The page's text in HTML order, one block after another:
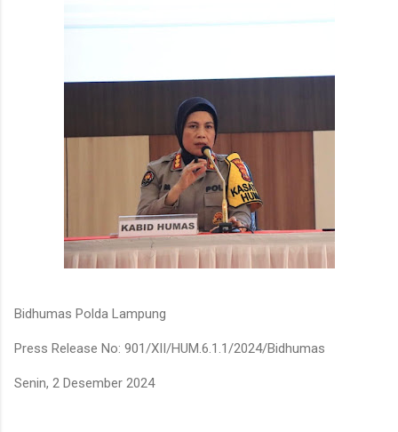
Bidhumas Polda Lampung
Press Release No: 901/XII/HUM.6.1.1/2024/Bidhumas
Senin, 2 Desember 2024